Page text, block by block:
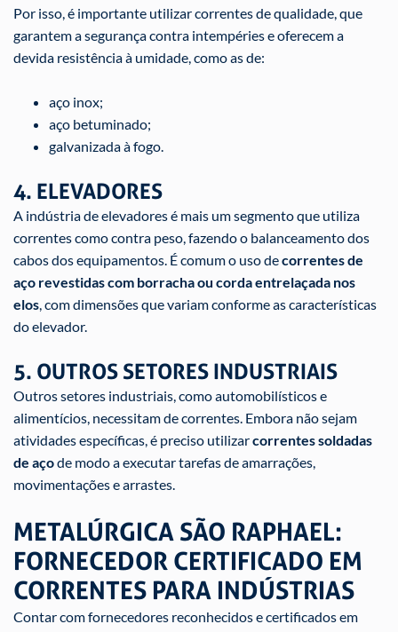
Por isso, é importante utilizar correntes de qualidade, que
garantem a segurança contra intempéries e oferecem a
devida resistência à umidade, como as de:
aço inox;
aço betuminado;
galvanizada à fogo.
4. ELEVADORES
A indústria de elevadores é mais um segmento que utiliza
correntes como contra peso, fazendo o balanceamento dos
cabos dos equipamentos. É comum o uso decorrentes de
aço revestidas com borracha ou corda entrelaçada nos
elos, com dimensões que variam conforme as características
do elevador.
5. OUTROS SETORES INDUSTRIAIS
Outros setores industriais, como automobilísticos e
alimentícios, necessitam de correntes. Embora não sejam
atividades específicas, é preciso utilizarcorrentes soldadas
de açode modo a executar tarefas de amarrações,
movimentações e arrastes.
METALÚRGICA SÃO RAPHAEL:
FORNECEDOR CERTIFICADO EM
CORRENTES PARA INDÚSTRIAS
Contar com fornecedores reconhecidos e certificados em